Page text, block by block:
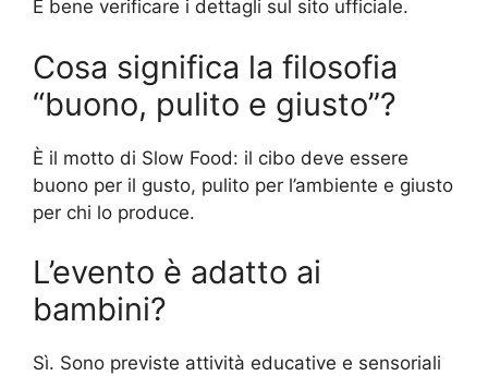
È bene verificare i dettagli sul sito ufficiale.
Cosa significa la filosofia
“buono, pulito e giusto”?
È il motto di Slow Food: il cibo deve essere
buono per il gusto, pulito per l’ambiente e giusto
per chi lo produce.
L’evento è adatto ai
bambini?
Sì. Sono previste attività educative e sensoriali